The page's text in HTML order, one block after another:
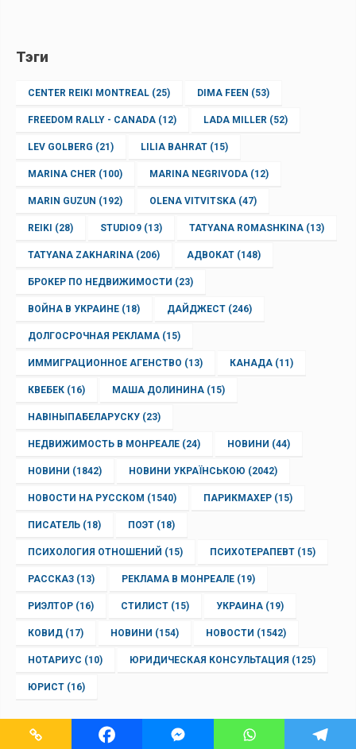
Тэги
CENTER REIKI MONTREAL (25) DIMA FEEN (53)
FREEDOM RALLY - CANADA (12) LADA MILLER (52)
LEV GOLBERG (21) LILIA BAHRAT (15)
MARINA CHER (100) MARINA NEGRIVODA (12)
MARIN GUZUN (192) OLENA VITVITSKA (47)
REIKI (28) STUDIO9 (13) TATYANA ROMASHKINA (13)
TATYANA ZAKHARINA (206) АДВОКАТ (148)
БРОКЕР ПО НЕДВИЖИМОСТИ (23)
ВОЙНА В УКРАИНЕ (18) ДАЙДЖЕСТ (246)
ДОЛГОСРОЧНАЯ РЕКЛАМА (15)
ИММИГРАЦИОННОЕ АГЕНСТВО (13) КАНАДА (11)
КВЕБЕК (16) МАША ДОЛИНИНА (15)
НАВІНЫПАБЕЛАРУСКУ (23)
НЕДВИЖИМОСТЬ В МОНРЕАЛЕ (24) НОВИНИ (44)
НОВИНИ (1842) НОВИНИ УКРАЇНСЬКОЮ (2042)
НОВОСТИ НА РУССКОМ (1540) ПАРИКМАХЕР (15)
ПИСАТЕЛЬ (18) ПОЭТ (18)
ПСИХОЛОГИЯ ОТНОШЕНИЙ (15) ПСИХОТЕРАПЕВТ (15)
РАССКАЗ (13) РЕКЛАМА В МОНРЕАЛЕ (19)
РИЭЛТОР (16) СТИЛИСТ (15) УКРАИНА (19)
КОВИД (17) НОВИНИ (154) НОВОСТИ (1542)
НОТАРИУС (10) ЮРИДИЧЕСКАЯ КОНСУЛЬТАЦИЯ (125)
ЮРИСТ (16)